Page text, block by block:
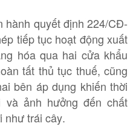
hành quyết định 224/CĐ-
tiếp tục hoạt động xuất
hóa qua hai cửa khẩu
tất thủ tục thuế, cũng
bên áp dụng khiến thời
ảnh hưởng đến chất
như trái cây.